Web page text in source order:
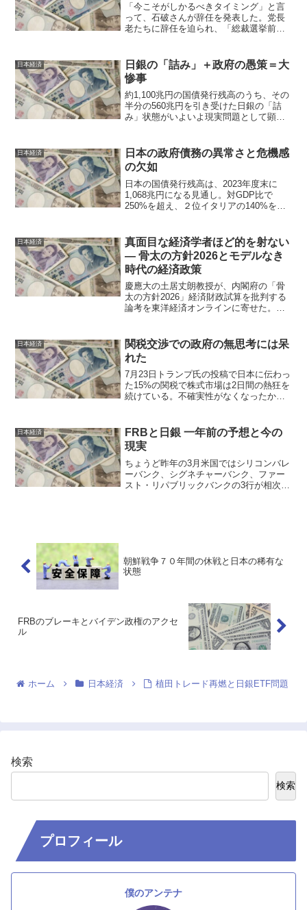
「今こそがしかるべきタイミング」と言
って、石破さんが辞任を発表した。党長
老たちに辞任を迫られ、「総裁選挙前倒
どことなくもっともな理由でありそうな
感じもするが、決してそう...
日本経済
日銀の「詰み」＋政府の愚策＝大
惨事
約1,100兆円の国債発行残高のうち、その
半分の560兆円を引き受けた日銀の「詰
み」状態がいよいよ現実問題として顕在
植田和男総裁は会合後の記者会見で、ト
ランプ米政権の...
日本経済
日本の政府債務の異常さと危機感
の欠如
日本の国債発行残高は、2023年度末に
1,068兆円になる見通し。対GDP比で
250%を超え、２位イタリアの140%を大
位でないことは明らかだ。国会は借金幅
を増やした...
日本経済
真面目な経済学者ほど的を射ない
— 骨太の方針2026とモデルなき
時代の経済政策
慶應大の土居丈朗教授が、内閣府の「骨
太の方針2026」経済財政試算を批判する
論考を東洋経済オンラインに寄せた。内
GDP比が187%から170%へ安定的に低下
するとし、高...
日本経済
関税交渉での政府の無思考には呆
れた
7月23日トランプ氏の投稿で日本に伝わっ
た15%の関税で株式市場は2日間の熱狂を
続けている。不確実性がなくなったから
した反応には、大きな落とし穴があると
感じている。 自...
日本経済
FRBと日銀 一年前の予想と今の
現実
ちょうど昨年の3月米国ではシリコンバレ
ーバンク、シグネチャーバンク、ファー
スト・リパブリックバンクの3行が相次い
朝鮮戦争７０年間の休戦と日本の稀有な
状態
FRBのブレーキとバイデン政権のアクセ
ル
ホーム 日本経済 植田トレード再燃と日銀ETF問題
検索
検索
プロフィール
僕のアンテナ